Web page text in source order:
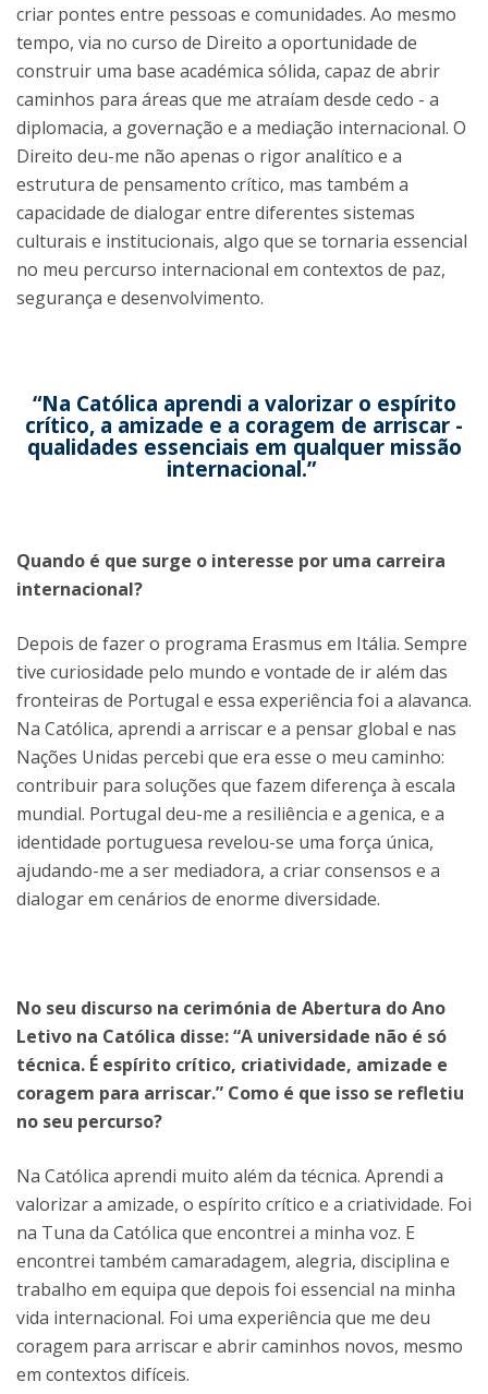
criar pontes entre pessoas e comunidades. Ao mesmo
tempo, via no curso de Direito a oportunidade de
construir uma base académica sólida, capaz de abrir
caminhos para áreas que me atraíam desde cedo - a
diplomacia, a governação e a mediação internacional. O
Direito deu-me não apenas o rigor analítico e a
estrutura de pensamento crítico, mas também a
capacidade de dialogar entre diferentes sistemas
culturais e institucionais, algo que se tornaria essencial
no meu percurso internacional em contextos de paz,
segurança e desenvolvimento.
“Na Católica aprendi a valorizar o espírito
crítico, a amizade e a coragem de arriscar -
qualidades essenciais em qualquer missão
internacional.”
Quando é que surge o interesse por uma carreira
internacional?
Depois de fazer o programa Erasmus em Itália. Sempre
tive curiosidade pelo mundo e vontade de ir além das
fronteiras de Portugal e essa experiência foi a alavanca.
Na Católica, aprendi a arriscar e a pensar global e nas
Nações Unidas percebi que era esse o meu caminho:
contribuir para soluções que fazem diferença à escala
mundial. Portugal deu-me a resiliência e a genica, e a
identidade portuguesa revelou-se uma força única,
ajudando-me a ser mediadora, a criar consensos e a
dialogar em cenários de enorme diversidade.
No seu discurso na cerimónia de Abertura do Ano
Letivo na Católica disse: “A universidade não é só
técnica. É espírito crítico, criatividade, amizade e
coragem para arriscar.” Como é que isso se refletiu
no seu percurso?
Na Católica aprendi muito além da técnica. Aprendi a
valorizar a amizade, o espírito crítico e a criatividade. Foi
na Tuna da Católica que encontrei a minha voz. E
encontrei também camaradagem, alegria, disciplina e
trabalho em equipa que depois foi essencial na minha
vida internacional. Foi uma experiência que me deu
coragem para arriscar e abrir caminhos novos, mesmo
em contextos difíceis.